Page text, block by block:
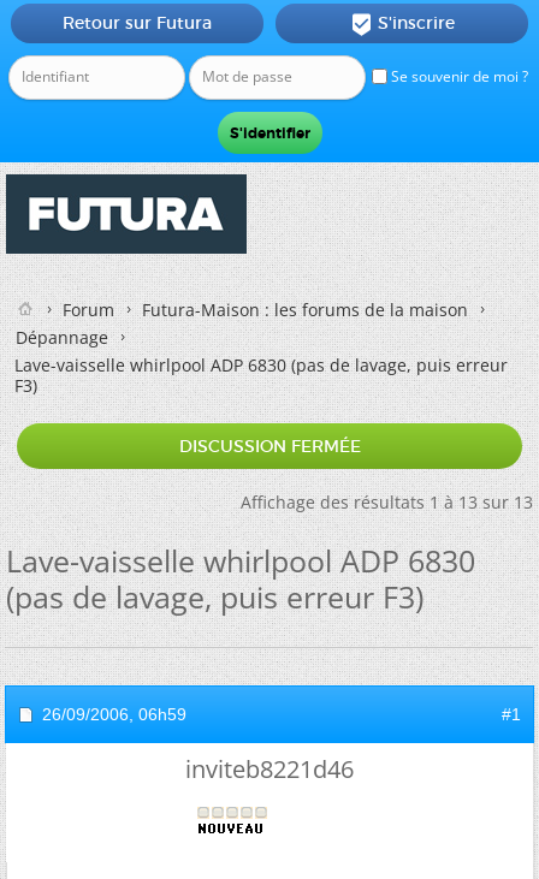
Se souvenir de moi ?
Retour sur Futura  S'inscrire
Forum
Futura-Maison : les forums de la maison
Dépannage
Lave-vaisselle whirlpool ADP 6830 (pas de lavage, puis erreur
F3)
DISCUSSION FERMÉE
Affichage des résultats 1 à 13 sur 13
Lave-vaisselle whirlpool ADP 6830
(pas de lavage, puis erreur F3)
26/09/2006, 06h59 #1
inviteb8221d46